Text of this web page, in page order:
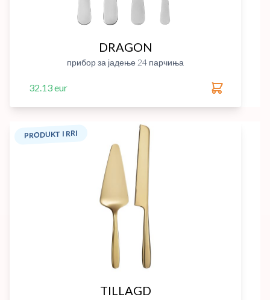
DRAGON
прибор за јадење 24 парчиња
32.13 eur
PRODUKT I RRI
TILLAGD